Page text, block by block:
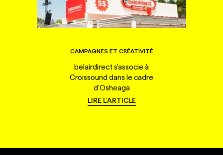
CAMPAGNES ET CRÉATIVITÉ
belairdirect s'associe à
Croissound dans le cadre
d'Osheaga
LIRE L'ARTICLE